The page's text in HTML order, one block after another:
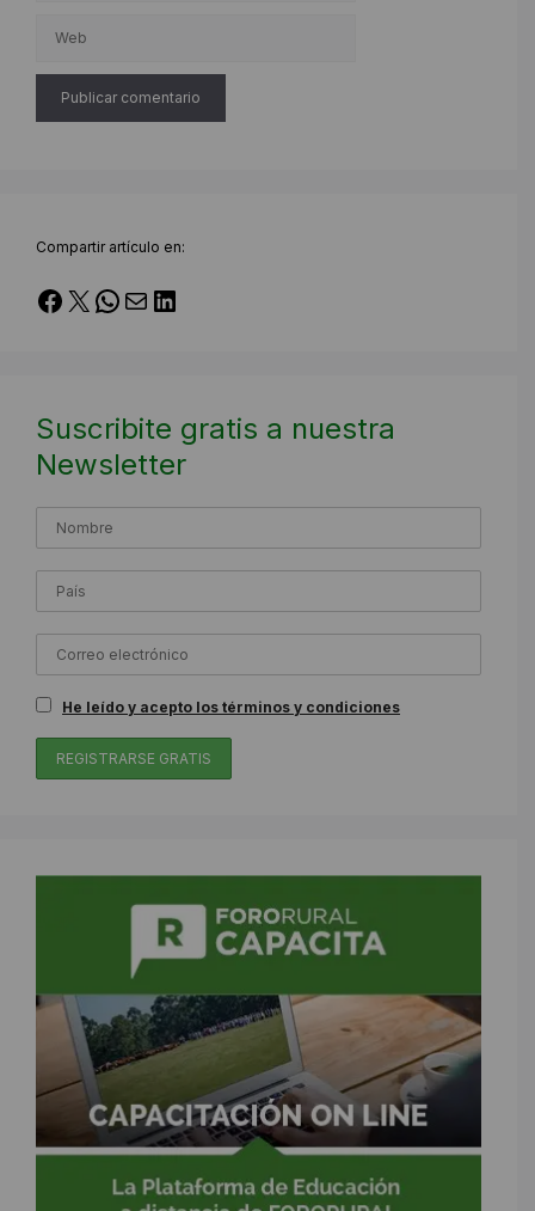
Web
Compartir artículo en:
Facebook
X WhatsApp
Correo electrónico
LinkedIn
Suscribite gratis a nuestra
Newsletter
He leído y acepto los términos y condiciones